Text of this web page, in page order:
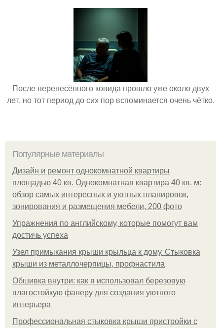
После перенесённого ковида прошло уже около двух
лет, но тот период до сих пор вспоминается очень чётко.
Популярные материалы
Дизайн и ремонт однокомнатной квартиры
площадью 40 кв. Однокомнатная квартира 40 кв. м:
обзор самых интересных и уютных планировок,
зонирования и размещения мебели, 200 фото
Упражнения по английскому, которые помогут вам
достичь успеха
Узел примыкания крыши крыльца к дому. Стыковка
крыши из металлочерпицы, профнастила
Обшивка внутри: как я использовал березовую
влагостойкую фанеру для создания уютного
интерьера
Профессиональная стыковка крыши пристройки с